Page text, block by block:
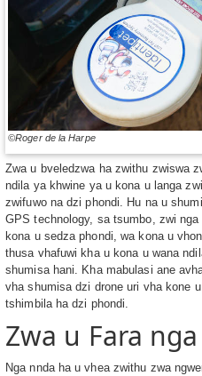
©Roger de la Harpe
Zwa u bveledzwa ha zwithu zwiswa
ndila ya khwine ya u kona u langa
zwifuwo na dzi phondi. Hu na u
GPS technology, sa tsumbo, zwi
kona u sedza phondi, wa kona u
thusa vhafuwi kha u kona u wana
shumisa hani. Kha mabulasi ane
vha shumisa dzi drone uri vha kone
tshimbila ha dzi phondi.
Zwa u Fara
Nga nnda ha u vhea zwithu zwa